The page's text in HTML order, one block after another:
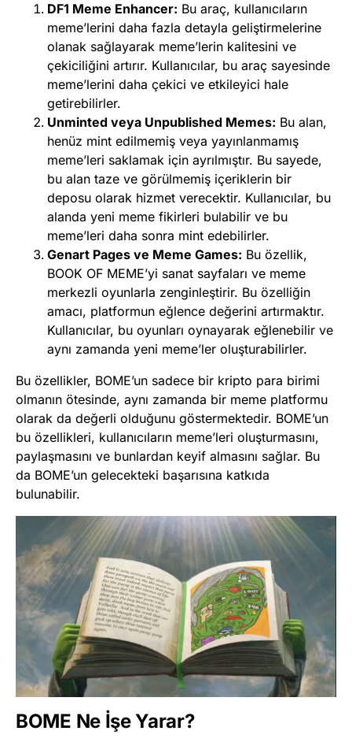
DF1 Meme Enhancer: Bu araç, kullanıcıların
meme’lerini daha fazla detayla geliştirmelerine
olanak sağlayarak meme’lerin kalitesini ve
çekiciliğini artırır. Kullanıcılar, bu araç sayesinde
meme’lerini daha çekici ve etkileyici hale
getirebilirler.
Unminted veya Unpublished Memes: Bu alan,
henüz mint edilmemiş veya yayınlanmamış
meme’leri saklamak için ayrılmıştır. Bu sayede,
bu alan taze ve görülmemiş içeriklerin bir
deposu olarak hizmet verecektir. Kullanıcılar, bu
alanda yeni meme fikirleri bulabilir ve bu
meme’leri daha sonra mint edebilirler.
Genart Pages ve Meme Games: Bu özellik,
BOOK OF MEME’yi sanat sayfaları ve meme
merkezli oyunlarla zenginleştirir. Bu özelliğin
amacı, platformun eğlence değerini artırmaktır.
Kullanıcılar, bu oyunları oynayarak eğlenebilir ve
aynı zamanda yeni meme’ler oluşturabilirler.
Bu özellikler, BOME’un sadece bir kripto para birimi
olmanın ötesinde, aynı zamanda bir meme platformu
olarak da değerli olduğunu göstermektedir. BOME’un
bu özellikleri, kullanıcıların meme’leri oluşturmasını,
paylaşmasını ve bunlardan keyif almasını sağlar. Bu
da BOME’un gelecekteki başarısına katkıda
bulunabilir.
BOME Ne İşe Yarar?